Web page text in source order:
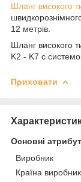
Шланг високого
12 метрів.
Шланг високого
K2 - K7 c
Приховати
Основні
Виробник
Країна виробник